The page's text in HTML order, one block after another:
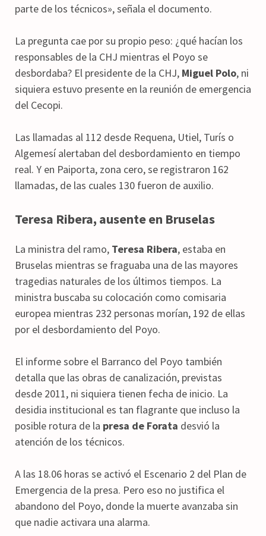
parte de los técnicos», señala el documento.
La pregunta cae por su propio peso: ¿qué hacían los
responsables de la CHJ mientras el Poyo se
desbordaba? El presidente de la CHJ, Miguel Polo, ni
siquiera estuvo presente en la reunión de emergencia
del Cecopi.
Las llamadas al 112 desde Requena, Utiel, Turís o
Algemesí alertaban del desbordamiento en tiempo
real. Y en Paiporta, zona cero, se registraron 162
llamadas, de las cuales 130 fueron de auxilio.
Teresa Ribera, ausente en Bruselas
La ministra del ramo, Teresa Ribera, estaba en
Bruselas mientras se fraguaba una de las mayores
tragedias naturales de los últimos tiempos. La
ministra buscaba su colocación como comisaria
europea mientras 232 personas morían, 192 de ellas
por el desbordamiento del Poyo.
El informe sobre el Barranco del Poyo también
detalla que las obras de canalización, previstas
desde 2011, ni siquiera tienen fecha de inicio. La
desidia institucional es tan flagrante que incluso la
posible rotura de la presa de Forata desvió la
atención de los técnicos.
A las 18.06 horas se activó el Escenario 2 del Plan de
Emergencia de la presa. Pero eso no justifica el
abandono del Poyo, donde la muerte avanzaba sin
que nadie activara una alarma.